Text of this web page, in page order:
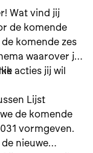
Wat vind jij
de komende
komende zes
waarover jij
acties jij wil
Lijst
de komende
vormgeven.
nieuwe